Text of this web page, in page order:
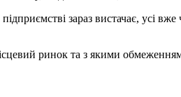
зараз вистачає, усі
ринок та з якими